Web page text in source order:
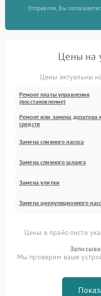
Отправляя, Вы
Цены на
Цены актуальны
Ремонт платы управления
(восстановление)
Ремонт или замена
средств
Замена сливного насоса
Замена сливного шланга
Замена улитки
Замена циркуляционного
Цены в прайс-листе
Мы проверим ваше